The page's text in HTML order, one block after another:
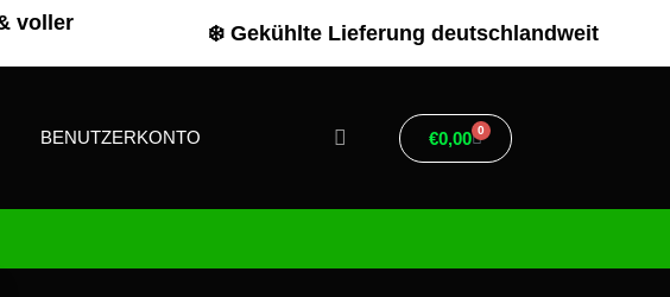
voller
❄️ Gekühlte Lieferung deutschlandweit
BENUTZERKONTO €0,00 0